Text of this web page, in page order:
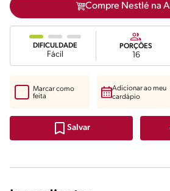
Compre Nestlé na
DIFICULDADE
Fácil
PORÇÕES
16
Salvar
Marcar como
feita
Adicionar ao meu
cardápio